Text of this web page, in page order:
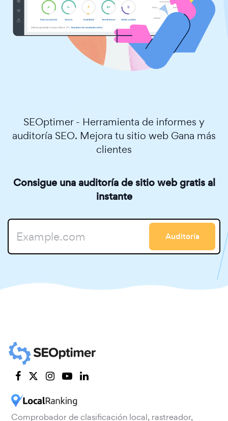
SEOptimer - Herramienta de informes y
auditoría SEO. Mejora tu sitio web Gana más
clientes
Consigue una auditoría de sitio web gratis al
instante
Auditoría
Comprobador de clasificación local, rastreador,